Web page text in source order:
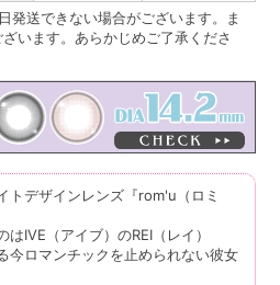
発送できない場合がございます。ま
います。あらかじめご了承くださ
トデザインレンズ『rom'u（ロミ
IVE（アイブ）のREI（レイ）
今ロマンチックを止められない彼女